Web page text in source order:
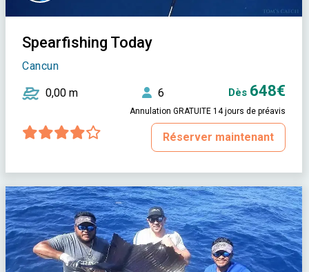
Spearfishing Today
Cancun
0,00 m 6 Dès 648€
Annulation GRATUITE 14 jours de préavis
Réserver maintenant